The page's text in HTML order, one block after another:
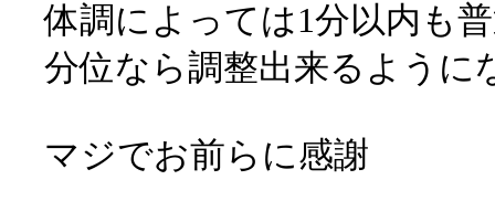
体調によっては1分以内も
分位なら調整出来るように
マジでお前らに感謝